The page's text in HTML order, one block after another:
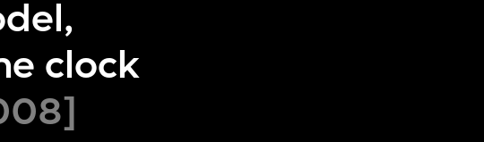
clock